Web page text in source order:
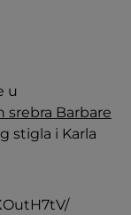
u
srebra Barbare
stigla i Karla